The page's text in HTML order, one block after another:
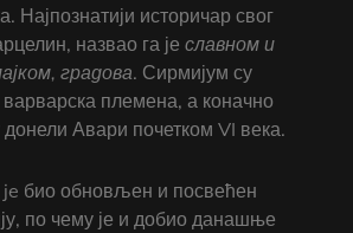
Најпознатији историчар свог
назвао га је славном и
градова. Сирмијум су
племена, а коначно
Авари почетком VI века.
био обновљен и посвећен
по чему је и добио данашње